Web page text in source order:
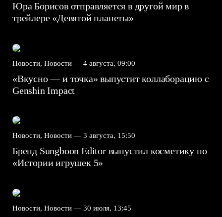
Юра Борисов отправляется в другой мир в
трейлере «Девятой планеты»
Новости, Новости — 4 августа, 09:00
«Вкусно — и точка» выпустит коллаборацию с
Genshin Impact⁠⁠
Новости, Новости — 3 августа, 15:50
Бренд Sungboon Editor выпустил косметику по
«Истории игрушек 5»
Новости, Новости — 30 июля, 13:45